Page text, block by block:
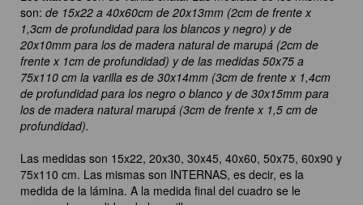
son: de 15x22 a 40x60cm de 20x13mm (2cm de frente x
1,3cm de profundidad para los blancos y negro) y de
20x10mm para los de madera natural de marupá (2cm de
frente x 1cm de profundidad) y de las medidas 50x75 a
75x110 cm la varilla es de 30x14mm (3cm de frente x 1,4cm
de profundidad para los negro o blanco y de 30x15mm para
los de madera natural marupá (3cm de frente x 1,5 cm de
profundidad).
Las medidas son 15x22, 20x30, 30x45, 40x60, 50x75, 60x90 y
75x110 cm. Las mismas son INTERNAS, es decir, es la
medida de la lámina. A la medida final del cuadro se le